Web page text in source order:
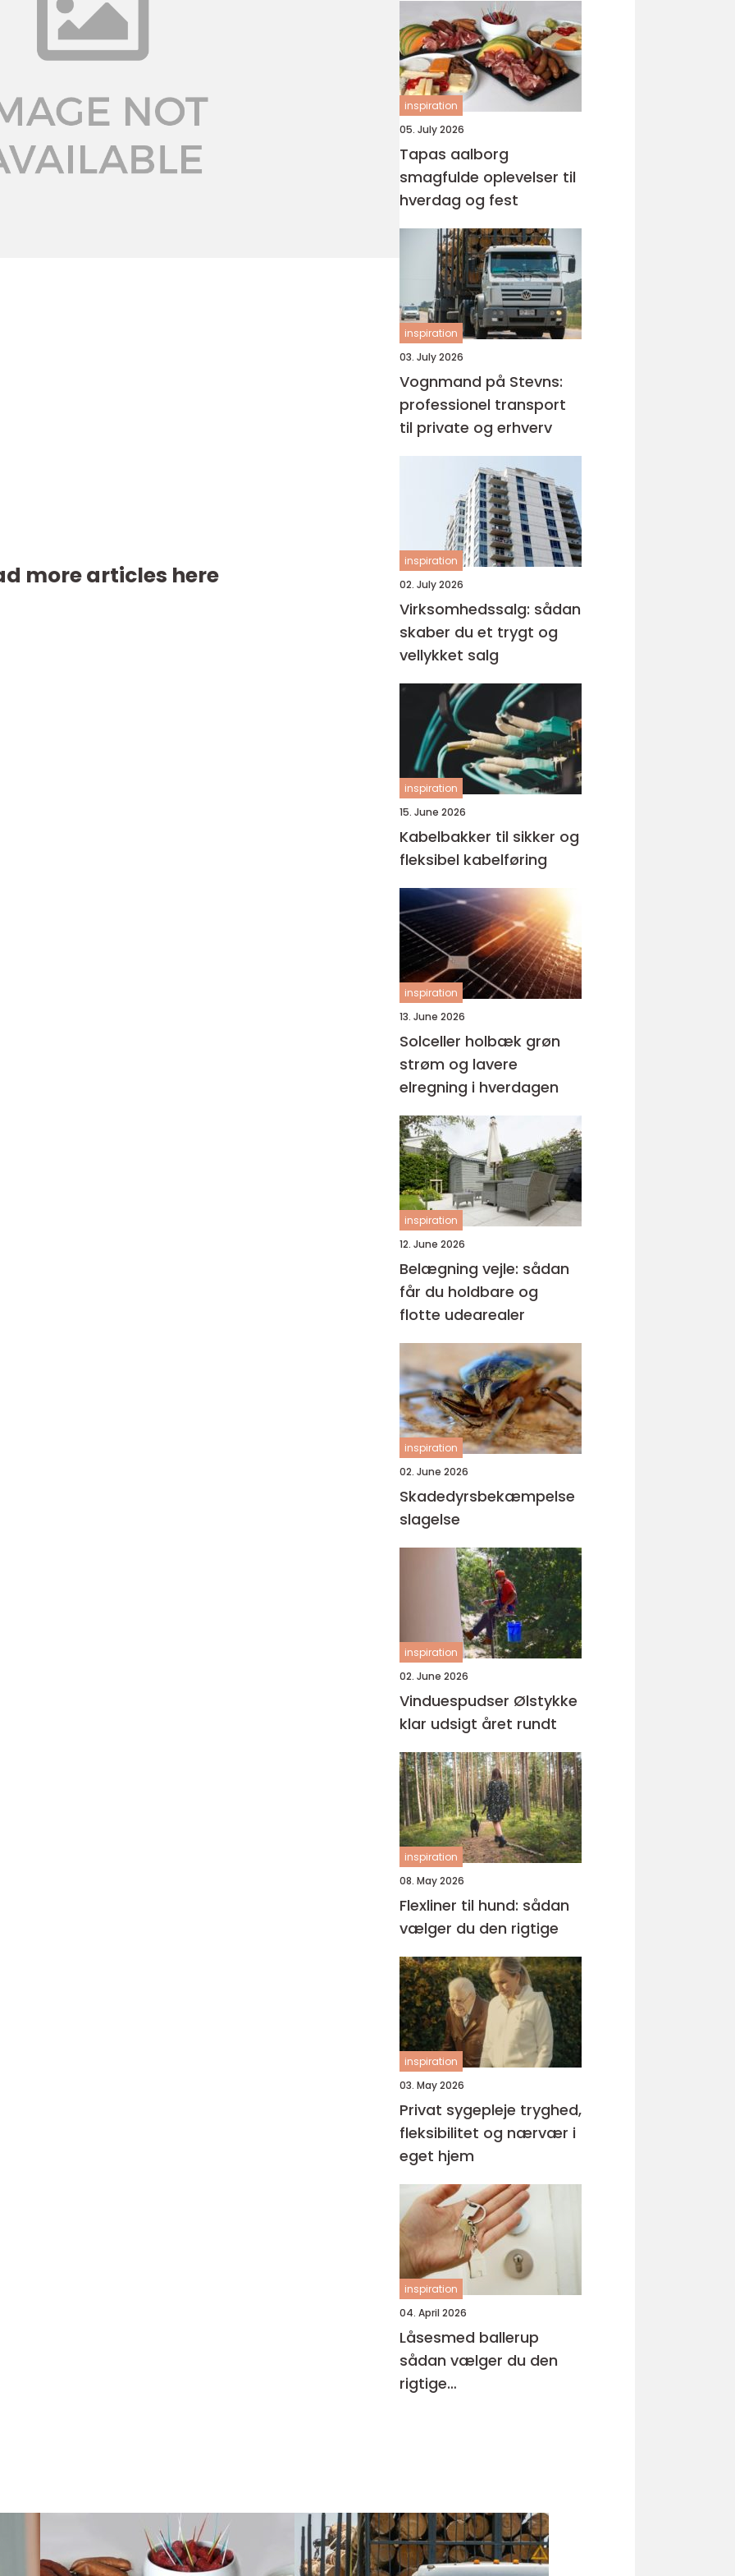
more articles here
inspiration
05. July 2026
Tapas aalborg
smagfulde oplevelser til
hverdag og fest
inspiration
03. July 2026
Vognmand på Stevns:
professionel transport
til private og erhverv
inspiration
02. July 2026
Virksomhedssalg: sådan
skaber du et trygt og
vellykket salg
inspiration
15. June 2026
Kabelbakker til sikker og
fleksibel kabelføring
inspiration
13. June 2026
Solceller holbæk grøn
strøm og lavere
elregning i hverdagen
inspiration
12. June 2026
Belægning vejle: sådan
får du holdbare og
flotte udearealer
inspiration
02. June 2026
Skadedyrsbekæmpelse
slagelse
inspiration
02. June 2026
Vinduespudser Ølstykke
klar udsigt året rundt
inspiration
08. May 2026
Flexliner til hund: sådan
vælger du den rigtige
inspiration
03. May 2026
Privat sygepleje tryghed,
fleksibilitet og nærvær i
eget hjem
inspiration
04. April 2026
Låsesmed ballerup
sådan vælger du den
rigtige